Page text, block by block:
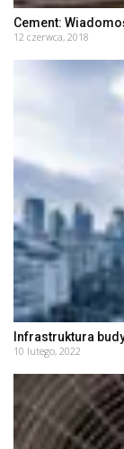
Cement:
12 czerwca, 2018
Infrastruktura
10 lutego, 2022